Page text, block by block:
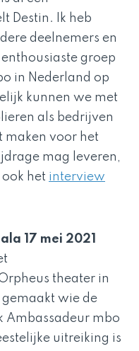
Destin. Ik heb
deelnemers en
groep
in Nederland op
kunnen we met
als bedrijven
maken voor het
mag leveren,
het interview
17 mei 2021
theater in
wie de
Ambassadeur mbo
uitreiking is